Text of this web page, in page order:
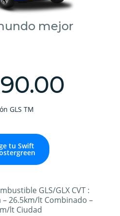
mejor
GLS TM
tu Swift
GLS/GLX CVT :
26.5km/lt Combinado –
lt Ciudad